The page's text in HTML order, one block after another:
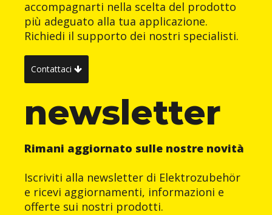
accompagnarti nella scelta del prodotto
più adeguato alla tua applicazione.
Richiedi il supporto dei nostri specialisti.
Contattaci
newsletter
Rimani aggiornato sulle nostre novità
Iscriviti alla newsletter di Elektrozubehör
e ricevi aggiornamenti, informazioni e
offerte sui nostri prodotti.